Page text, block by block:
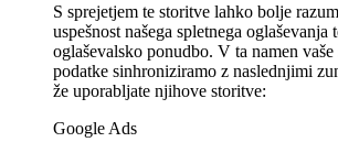
S sprejetjem te storitve lahko bolje
uspešnost našega spletnega
oglaševalsko ponudbo. V ta namen
podatke sinhroniziramo z naslednjimi
že uporabljate njihove storitve:
Google Ads